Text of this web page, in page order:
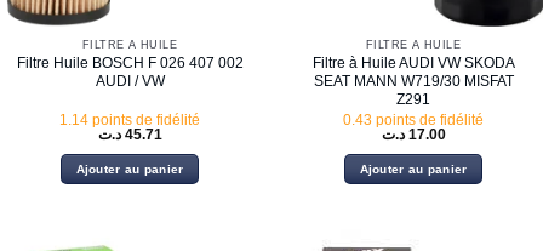
FILTRE À HUILE
Filtre Huile BOSCH F 026 407 002
AUDI / VW
1.14 points de fidélité
45.71 د.ت
Ajouter au panier
FILTRE À HUILE
Filtre à Huile AUDI VW SKODA
SEAT MANN W719/30 MISFAT
Z291
0.43 points de fidélité
17.00 د.ت
Ajouter au panier